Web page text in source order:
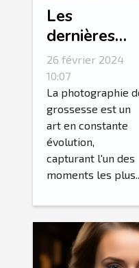
Les
dernières
tendances en
matière de
de grossesse
26 février 2024
10:07
La photographie
grossesse est un
art en constante
évolution,
capturant l'un des
moments les